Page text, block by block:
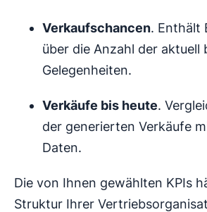
Verkaufschancen. Enthält
über die Anzahl der aktuell
Gelegenheiten.
Verkäufe bis heute.
der generierten Verkäufe
Daten.
Die von Ihnen gewählten KPIs
Struktur Ihrer